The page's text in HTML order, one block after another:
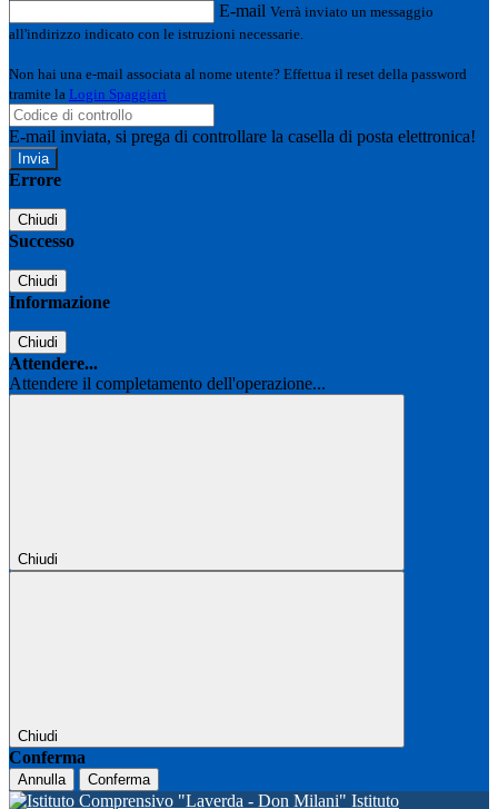
E-mail Verrà inviato un messaggio
all'indirizzo indicato con le istruzioni necessarie.
Non hai una e-mail associata al nome utente? Effettua il reset della password
tramite la Login Spaggiari
E-mail inviata, si prega di controllare la casella di posta elettronica!
Errore
Chiudi
Successo
Chiudi
Informazione
Chiudi
Attendere...
Attendere il completamento dell'operazione...
Chiudi
Chiudi
Conferma
Annulla Conferma
Istituto